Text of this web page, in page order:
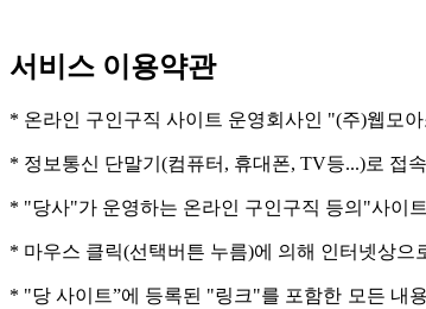
서비스 이용약관
* 온라인 구인구직 사이트 운영회사인 "(주)웹모
* 정보통신 단말기(컴퓨터, 휴대폰, TV등...)로 접
* "당사"가 운영하는 온라인 구인구직 등의"사이
* 마우스 클릭(선택버튼 누름)에 의해 인터넷상으
* "당 사이트”에 등록된 "링크"를 포함한 모든 내